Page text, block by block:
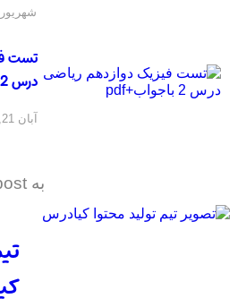
شهریور 19, 1404
تست
درس 2 باجواب+pdf
آبان 21, 1404
به post امتیاز دهید